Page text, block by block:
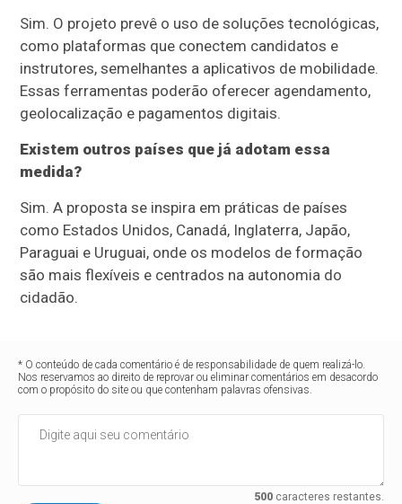
Sim. O projeto prevê o uso de soluções tecnológicas,
como plataformas que conectem candidatos e
instrutores, semelhantes a aplicativos de mobilidade.
Essas ferramentas poderão oferecer agendamento,
geolocalização e pagamentos digitais.
Existem outros países que já adotam essa
medida?
Sim. A proposta se inspira em práticas de países
como Estados Unidos, Canadá, Inglaterra, Japão,
Paraguai e Uruguai, onde os modelos de formação
são mais flexíveis e centrados na autonomia do
cidadão.
* O conteúdo de cada comentário é de responsabilidade de quem realizá-lo.
Nos reservamos ao direito de reprovar ou eliminar comentários em desacordo
com o propósito do site ou que contenham palavras ofensivas.
500caracteres restantes.